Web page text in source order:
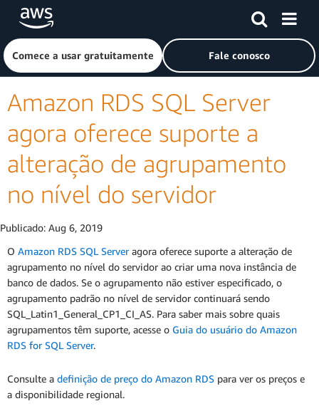
Pular para o conteúdo principal
Clique aqui para voltar à página inicial da Amazon Web
Comece a usar gratuitamente Fale conosco
Amazon RDS SQL Server
agora oferece suporte a
alteração de agrupamento
no nível do servidor
Publicado: Aug 6, 2019
O Amazon RDS SQL Serveragora oferece suporte a alteração de
agrupamento no nível do servidor ao criar uma nova instância de
banco de dados. Se o agrupamento não estiver especificado, o
agrupamento padrão no nível de servidor continuará sendo
SQL_Latin1_General_CP1_CI_AS. Para saber mais sobre quais
agrupamentos têm suporte, acesse o Guia do usuário do Amazon
RDS for SQL Server.
Consulte a definição de preço do Amazon RDS para ver os preços e
a disponibilidade regional.